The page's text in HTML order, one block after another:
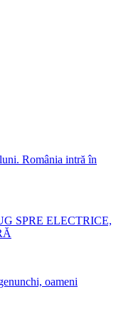
România intră în
SPRE ELECTRICE,
oameni